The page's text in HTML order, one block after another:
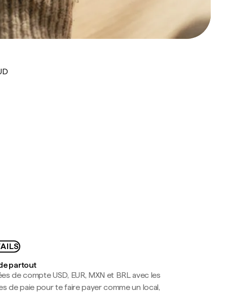
partout
de compte USD, EUR, MXN et BRL avec les
de paie pour te faire payer comme un local,